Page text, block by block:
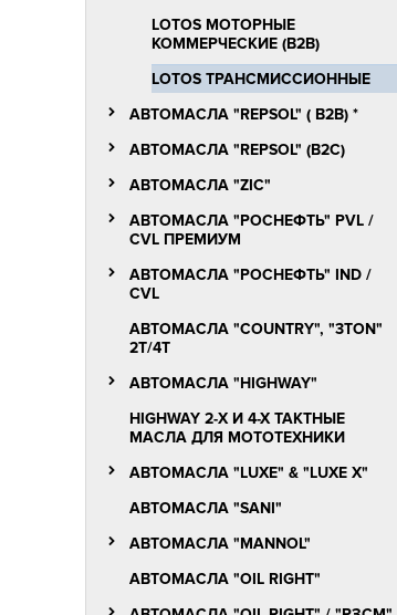
LOTOS МОТОРНЫЕ
КОММЕРЧЕСКИЕ (В2В)
LOTOS ТРАНСМИССИОННЫЕ
АВТОМАСЛА "REPSOL" ( B2B) *
АВТОМАСЛА "REPSOL" (B2C)
АВТОМАСЛА "ZIC"
АВТОМАСЛА "РОСНЕФТЬ" PVL /
СVL ПРЕМИУМ
АВТОМАСЛА "РОСНЕФТЬ" IND /
CVL
АВТОМАСЛА "COUNTRY", "3TON"
2T/4Т
АВТОМАСЛА "HIGHWAY"
HIGHWAY 2-Х И 4-Х ТАКТНЫЕ
МАСЛА ДЛЯ МОТОТЕХНИКИ
АВТОМАСЛА "LUXЕ" & "LUXE X"
АВТОМАСЛА "SANI"
АВТОМАСЛА "MANNOL"
АВТОМАСЛА "OIL RIGHT"